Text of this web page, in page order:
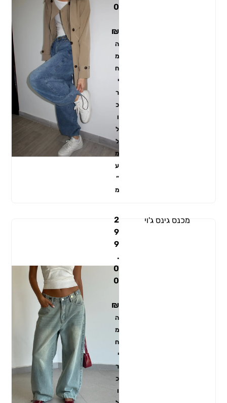
0
₪
ה
מ
ח
י
ר
כ
ו
ל
ל
מ
ע
״
מ
2
9
9
.
0
0
₪
ה
מ
ח
י
ר
כ
ו
מכנס גינס ג'וי